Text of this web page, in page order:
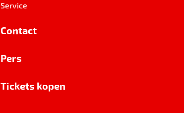
Service
Contact
Pers
Tickets kopen